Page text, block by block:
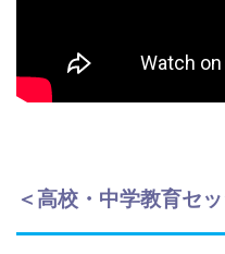
＜高校・中学教育セ